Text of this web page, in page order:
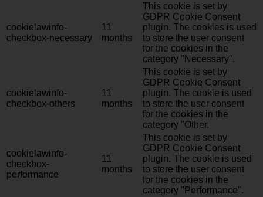
cookielawinfo-
checkbox-necessary
11
months
This cookie is set by
GDPR Cookie Consent
plugin. The cookies is used
to store the user consent
for the cookies in the
category "Necessary".
cookielawinfo-
checkbox-others
11
months
This cookie is set by
GDPR Cookie Consent
plugin. The cookie is used
to store the user consent
for the cookies in the
category "Other.
cookielawinfo-
checkbox-
performance
11
months
This cookie is set by
GDPR Cookie Consent
plugin. The cookie is used
to store the user consent
for the cookies in the
category "Performance".